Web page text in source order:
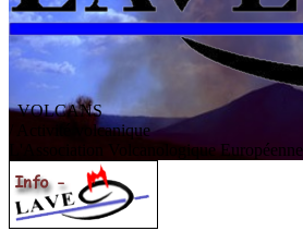
VOLCANS
/ Activité volcanique
ssociation V olcanologiqueEuropéenne